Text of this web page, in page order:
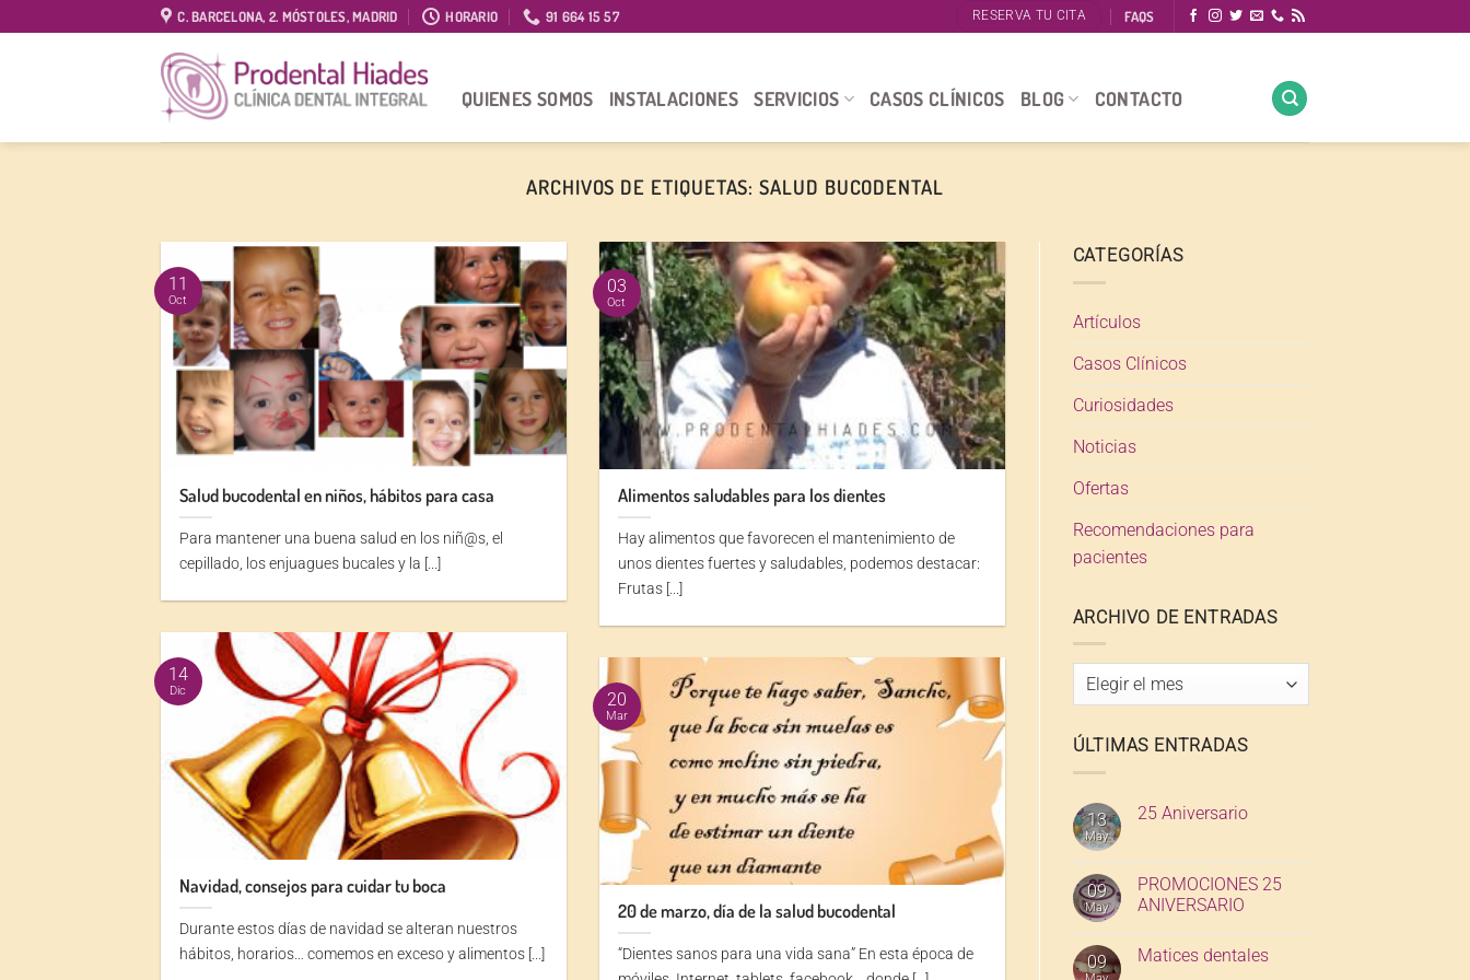
C. BARCELONA, 2. MÓSTOLES, MADRID HORARIO 91 664 15 57 RESERVA TU CITA FAQS
QUIENES SOMOS INSTALACIONES SERVICIOS CASOS CLÍNICOS BLOG CONTACTO
ARCHIVOS DE ETIQUETAS:SALUD BUCODENTAL
Salud bucodental en niños, hábitos para casa
Para mantener una buena salud en los niñ@s, el
cepillado, los enjuagues bucales y la [...]
11
Oct
Alimentos saludables para los dientes
Hay alimentos que favorecen el mantenimiento de
unos dientes fuertes y saludables, podemos destacar:
Frutas [...]
03
Oct
Navidad, consejos para cuidar tu boca
Durante estos días de navidad se alteran nuestros
hábitos, horarios… comemos en exceso y alimentos [...]
14
Dic
20 de marzo, día de la salud bucodental
“Dientes sanos para una vida sana” En esta época de
20
Mar
CATEGORÍAS
Artículos
Casos Clínicos
Curiosidades
Noticias
Ofertas
Recomendaciones para
pacientes
ARCHIVO DE ENTRADAS
Archivo
de
ÚLTIMAS ENTRADAS
13
May
25 Aniversario
09
May
PROMOCIONES 25
ANIVERSARIO
09 Matices dentales